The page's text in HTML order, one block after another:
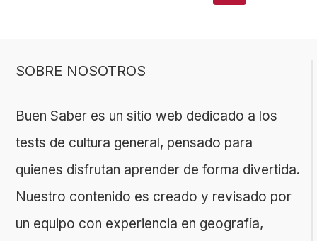
SOBRE NOSOTROS
Buen Saber es un sitio web dedicado a los
tests de cultura general, pensado para
quienes disfrutan aprender de forma divertida.
Nuestro contenido es creado y revisado por
un equipo con experiencia en geografía,